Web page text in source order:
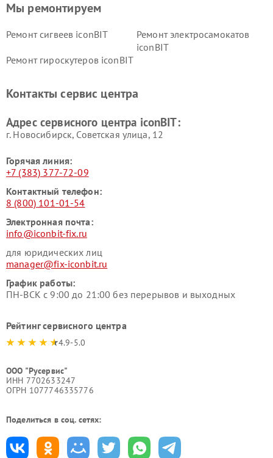
Мы ремонтируем
Ремонт сигвеев iconBIT
Ремонт электросамокатов
iconBIT
Ремонт гироскутеров iconBIT
Контакты сервис центра
Адрес сервисного центра iconBIT:
г. Новосибирск, Советская улица, 12
Горячая линия:
+7 (383) 377-72-09
Контактный телефон:
8 (800) 101-01-54
Электронная почта:
info@iconbit-fix.ru
для юридических лиц
manager@fix-iconbit.ru
График работы:
ПН-ВСК с 9:00 до 21:00 без перерывов и выходных
Рейтинг сервисного центра
4.9-5.0
ООО "Русервис"
ИНН 7702633247
ОГРН 1077746335776
Поделиться в соц. сетях: